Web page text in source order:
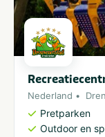
Visvijver
Nederland
Pretparken
Outdoor en